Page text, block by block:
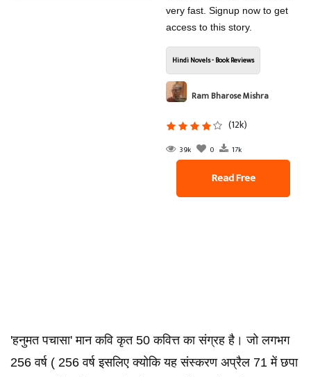
very fast. Signup now to get
access to this story.
Hindi Novels - Book Reviews
Ram Bharose Mishra
(12k)
39k 0 17k
Read Free
'हनुमत पचासा' मान कवि कृत 50 कवित्त का संग्रह है। जो लगभग
256 वर्ष ( 256 वर्ष इसलिए क्योकि यह संस्करण अप्रैल 71 में छपा